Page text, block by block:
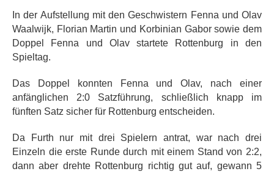
In der Aufstellung mit den Geschwistern Fenna und Olav
Waalwijk, Florian Martin und Korbinian Gabor sowie dem
Doppel Fenna und Olav startete Rottenburg in den
Spieltag.
Das Doppel konnten Fenna und Olav, nach einer
anfänglichen 2:0 Satzführung, schließlich knapp im
fünften Satz sicher für Rottenburg entscheiden.
Da Furth nur mit drei Spielern antrat, war nach drei
Einzeln die erste Runde durch mit einem Stand von 2:2,
dann aber drehte Rottenburg richtig gut auf, gewann 5